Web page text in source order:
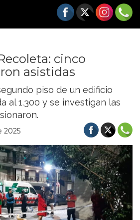
cinco
asistidas
piso de un edificio
al 1.300 y se investigan las
2025